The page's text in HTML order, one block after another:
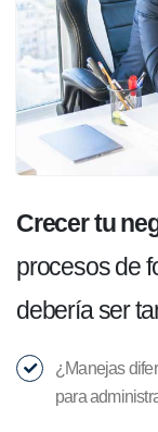
Crecer tu
procesos de
debería ser
¿Manejas
para